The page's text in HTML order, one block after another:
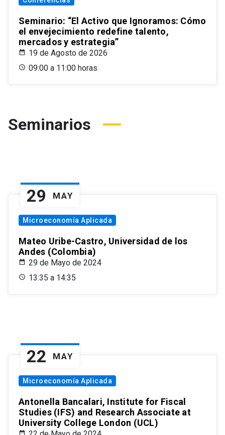
Seminario: “El Activo que Ignoramos: Cómo
el envejecimiento redefine talento,
mercados y estrategia”
19 de Agosto de 2026
09:00 a 11:00 horas
Seminarios
29 MAY
Microeconomía Aplicada
Mateo Uribe-Castro, Universidad de los
Andes (Colombia)
29 de Mayo de 2024
13:35 a 14:35
22 MAY
Microeconomía Aplicada
Antonella Bancalari, Institute for Fiscal
Studies (IFS) and Research Associate at
University College London (UCL)